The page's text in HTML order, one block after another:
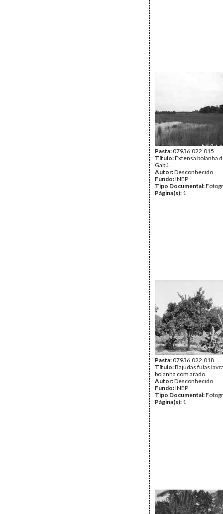
Pasta:07936.022.015
Título:Extensa bolanha
Gabú.
Autor:Desconhecido
Fundo:INEP
Tipo Documental:
Página(s): 1
Pasta:07936.022.018
Título:Bajudas fulas
bolanha com arado.
Autor:Desconhecido
Fundo:INEP
Tipo Documental:
Página(s): 1